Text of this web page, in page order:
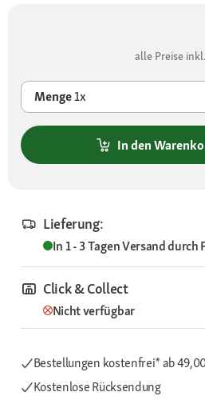
alle Preise
Menge1x
In den
Lieferung:
In 1 - 3 TagenVersand durch
Click & Collect
Nicht verfügbar
Bestellungen kostenfrei*ab
Kostenlose Rücksendung